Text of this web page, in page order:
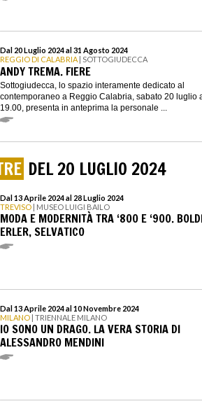
Dal 20 Luglio 2024 al 31 Agosto 2024
REGGIO DI CALABRIA | SOTTOGIUDECCA
ANDY TREMA. FIERE
Sottogiudecca, lo spazio interamente dedicato al
contemporaneo a Reggio Calabria, sabato 20 luglio
19.00, presenta in anteprima la personale ...
DEL 20 LUGLIO 2024
Dal 13 Aprile 2024 al 28 Luglio 2024
TREVISO | MUSEO LUIGI BAILO
MODA E MODERNITÀ TRA ‘800 E ‘900.
ERLER, SELVATICO
Dal 13 Aprile 2024 al 10 Novembre 2024
MILANO | TRIENNALE MILANO
IO SONO UN DRAGO. LA VERA STORIA DI
ALESSANDRO MENDINI